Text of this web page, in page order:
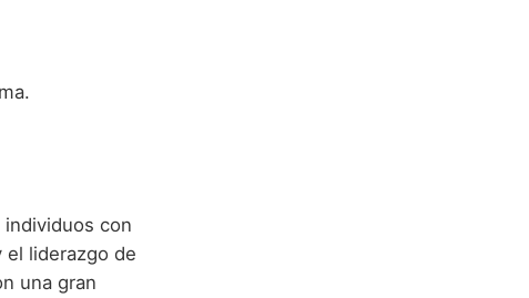
con
el liderazgo de
una gran